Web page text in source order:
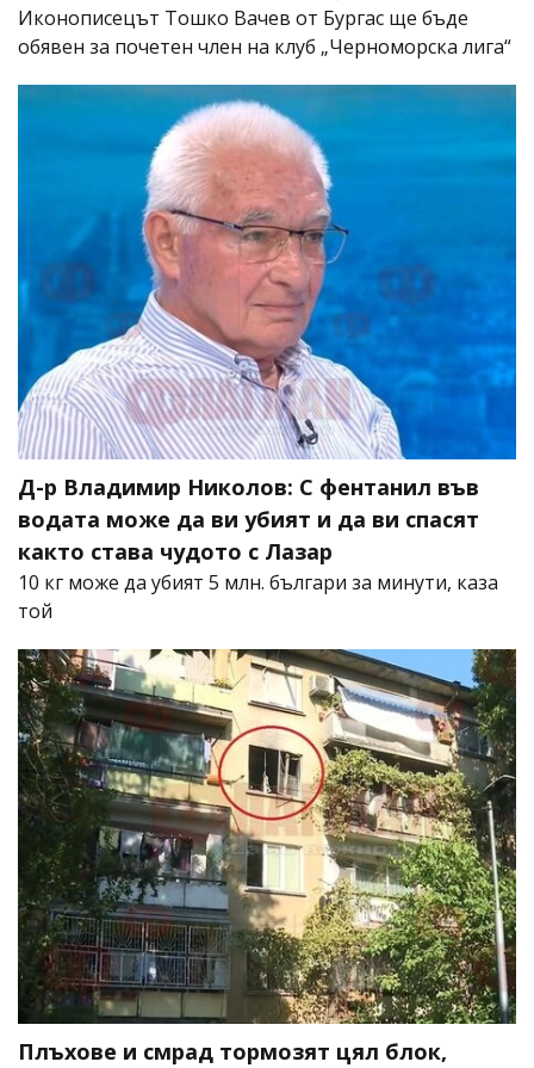
Иконописецът Тошко Вачев от Бургас ще бъде
обявен за почетен член на клуб „Черноморска лига“
Д-р Владимир Николов: С фентанил във
водата може да ви убият и да ви спасят
както става чудото с Лазар
10 кг може да убият 5 млн. българи за минути, каза
той
Плъхове и смрад тормозят цял блок,